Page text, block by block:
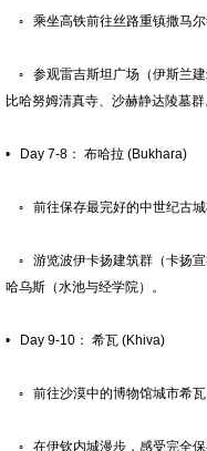
◦ 乘坐高铁前往丝路重镇撒马尔
◦ 参观雷吉斯坦广场（伊斯兰
比哈努姆清真寺、沙赫静达陵墓群
• Day 7-8： 布哈拉 (Bukhara)
◦ 前往保存最完好的中世纪古城
◦ 游览波伊卡扬建筑群（卡扬宣
哈乌斯（水池与经学院）。
• Day 9-10： 希瓦 (Khiva)
◦ 前往沙漠中的博物馆城市希瓦
◦ 在伊钦内城漫步，感受完全保